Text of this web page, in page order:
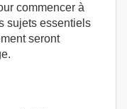
commencer à
sujets essentiels
seront